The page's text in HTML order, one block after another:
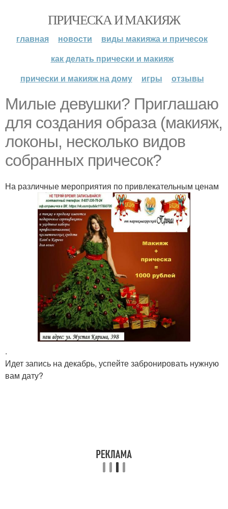
ПРИЧЕСКА И МАКИЯЖ
главная новости
виды макияжа и причесок
как делать прически и макияж
прически и макияж на дому
игры отзывы
Милые девушки? Приглашаю
для создания образа (макияж,
локоны, несколько видов
собранных причесок?
На различные мероприятия по привлекательным ценам
.
Идет запись на декабрь, успейте забронировать нужную
вам дату?